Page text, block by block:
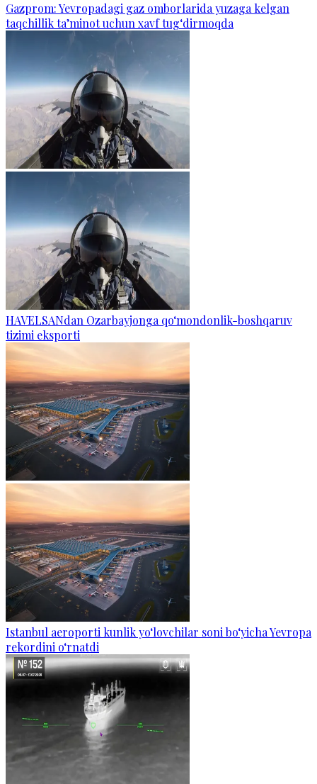
Gazprom: Yevropadagi gaz omborlarida yuzaga kelgan
taqchillik ta’minot uchun xavf tug‘dirmoqda
HAVELSANdan Ozarbayjonga qo‘mondonlik-boshqaruv
tizimi eksporti
Istanbul aeroporti kunlik yo‘lovchilar soni bo‘yicha Yevropa
rekordini o‘rnatdi